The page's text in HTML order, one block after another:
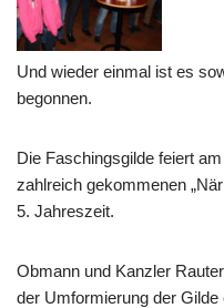
Und wieder einmal ist es
begonnen.
Die Faschingsgilde feiert
zahlreich gekommenen
5. Jahreszeit.
Obmann und Kanzler
der Umformierung der